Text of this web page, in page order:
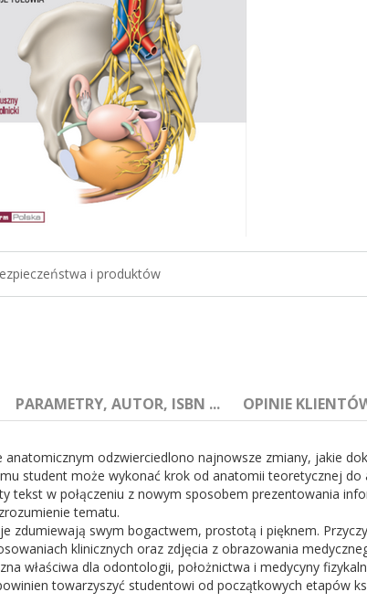
i produktów
PARAMETRY, AUTOR, ISBN ... OPINIE
anatomicznym odzwierciedlono najnowsze zmiany, jakie
student może wykonać krok od anatomii teoretycznej do
tekst w połączeniu z nowym sposobem prezentowania
tematu.
zdumiewają swym bogactwem, prostotą i pięknem.
klinicznych oraz zdjęcia z obrazowania
właściwa dla odontologii, położnictwa i medycyny
towarzyszyć studentowi od początkowych etapów
Anatomia kliniczna Miednica, układ moczowo-płciowy,
9788378461654